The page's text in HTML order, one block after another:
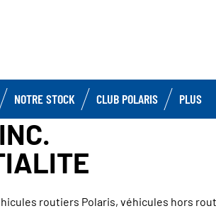
NOTRE STOCK CLUB POLARIS PLUS
routiers Polaris, véhicules hors